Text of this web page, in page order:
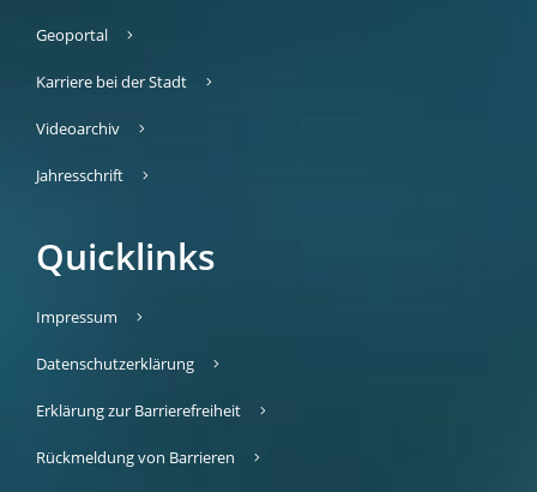
Geoportal
Karriere bei der Stadt
Videoarchiv
Jahresschrift
Quicklinks
Impressum
Datenschutzerklärung
Erklärung zur Barrierefreiheit
Rückmeldung von Barrieren